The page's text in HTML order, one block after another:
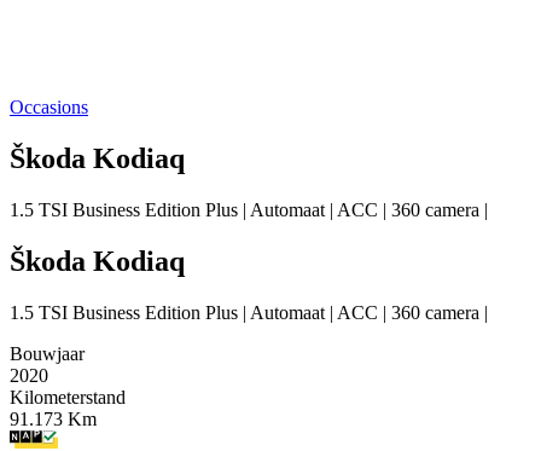
Occasions
Škoda Kodiaq
1.5 TSI Business Edition Plus | Automaat | ACC | 360 camera |
Škoda Kodiaq
1.5 TSI Business Edition Plus | Automaat | ACC | 360 camera |
Bouwjaar
2020
Kilometerstand
91.173 Km